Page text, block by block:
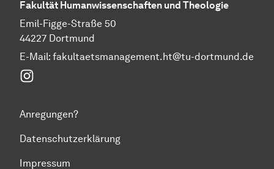
Fakultät Humanwissenschaften und Theologie
Emil-Figge-Straße 50
44227 Dortmund
E-Mail: fakultaetsmanagement.ht@tu-dortmund.de
Anregungen?
Datenschutzerklärung
Impressum